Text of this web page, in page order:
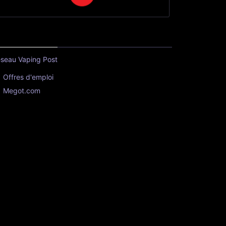
Vaping Post
Offres d'emploi
Megot.com